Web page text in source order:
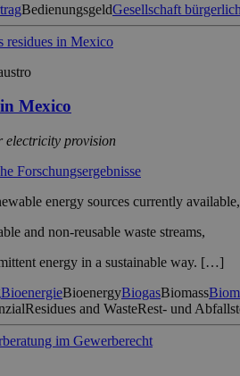
BedienungsgeldGesellschaft
Mexico
electricity provision
Forschungsergebnisse
energy sources currently
and non-reusable waste streams,
energy in a sustainable way. […]
BioenergieBioenergyBiogasBiomass
Residues and WasteRest- und